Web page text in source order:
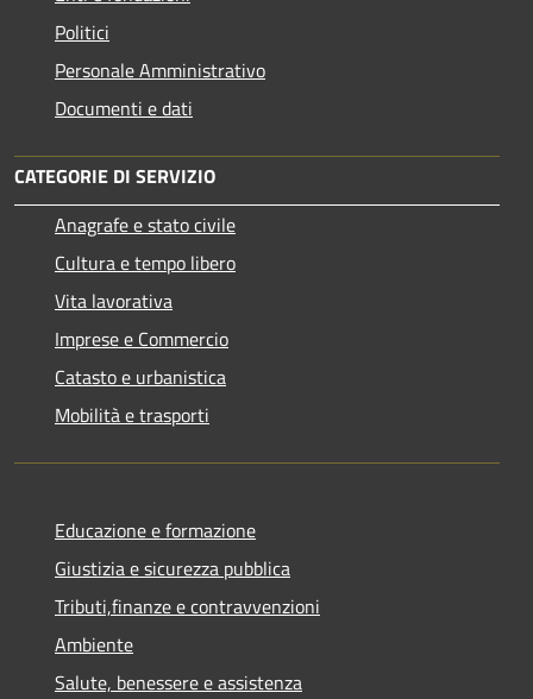
Politici
Personale Amministrativo
Documenti e dati
CATEGORIE DI SERVIZIO
Anagrafe e stato civile
Cultura e tempo libero
Vita lavorativa
Imprese e Commercio
Catasto e urbanistica
Mobilità e trasporti
Educazione e formazione
Giustizia e sicurezza pubblica
Tributi,finanze e contravvenzioni
Ambiente
Salute, benessere e assistenza